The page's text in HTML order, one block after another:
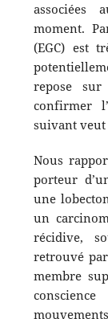
associées
moment.
(EGC) est
repose
confirmer
suivant
Nous
porteur
une
un
récidive,
retrouvé
membre